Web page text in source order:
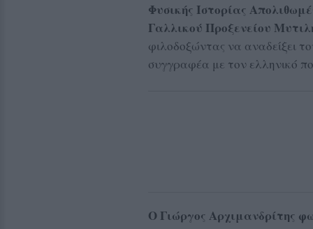
Φυσικής Ιστορίας
Γαλλικού Προξενείου
φιλοδοξώντας να αναδείξει
συγγραφέα με τον ελληνικό
Ο Γιώργος Αρχιμανδρίτης